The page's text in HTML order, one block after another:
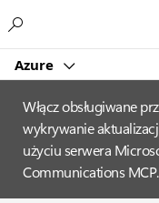
Azure
Włącz obsługiwane
wykrywanie
użyciu serwera
Communications MCP.